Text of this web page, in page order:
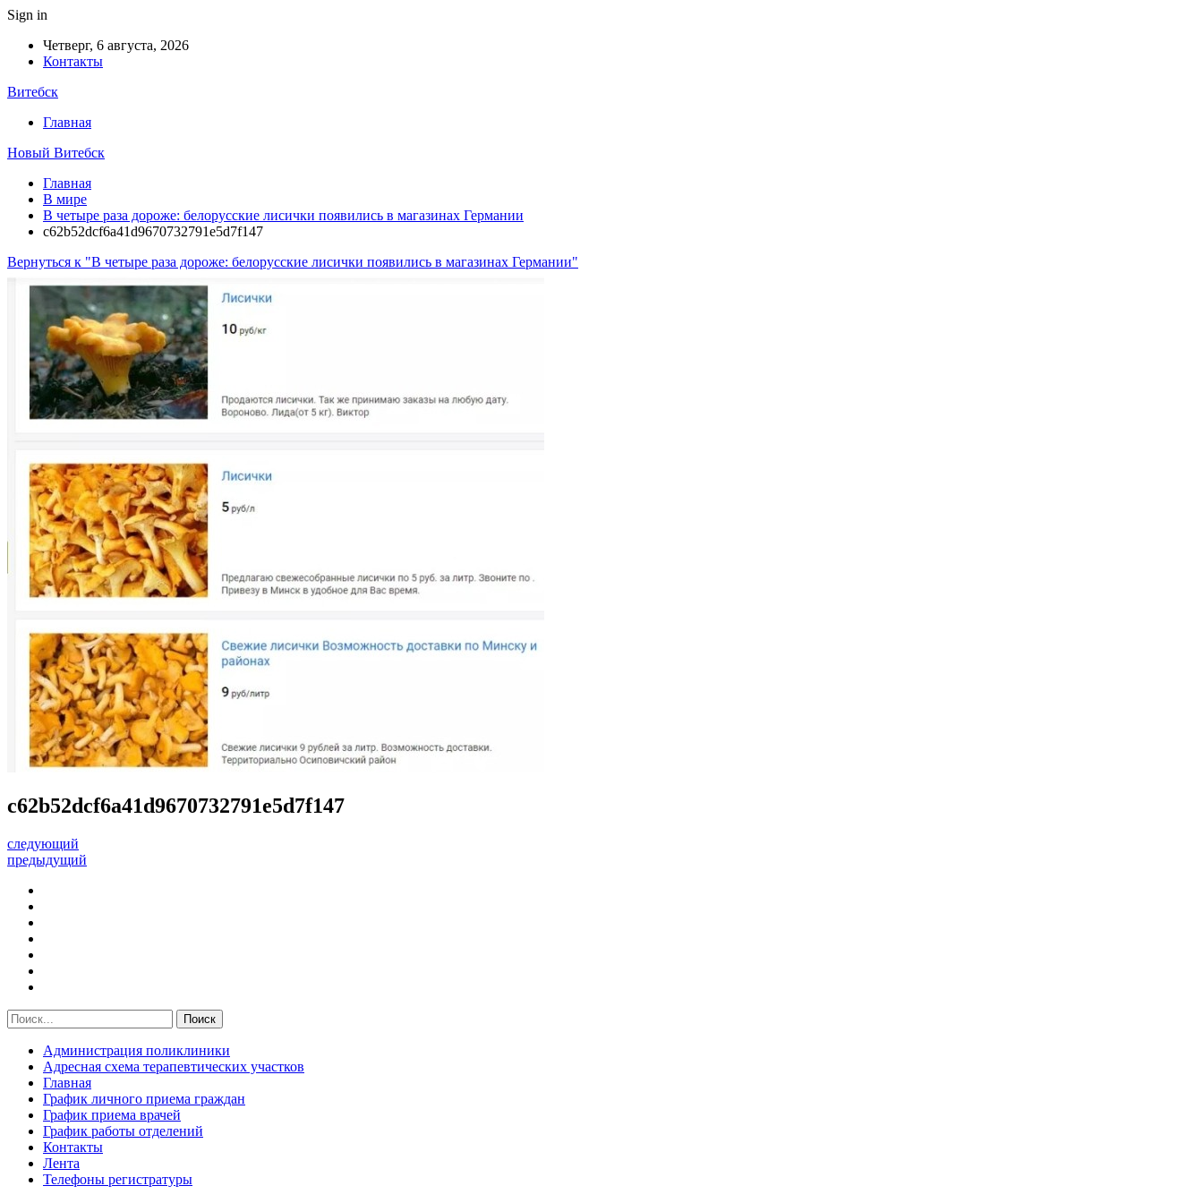
Sign in
Четверг, 6 августа, 2026
Контакты
Витебск
Главная
Новый Витебск
Главная
В мире
В четыре раза дороже: белорусские лисички появились в магазинах Германии
c62b52dcf6a41d9670732791e5d7f147
Вернуться к "В четыре раза дороже: белорусские лисички появились в магазинах Германии"
c62b52dcf6a41d9670732791e5d7f147
следующий
предыдущий
Администрация поликлиники
Адресная схема терапевтических участков
Главная
График личного приема граждан
График приема врачей
График работы отделений
Контакты
Лента
Телефоны регистратуры